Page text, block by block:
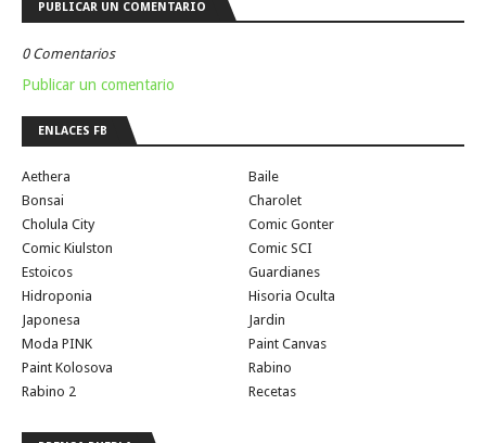
PUBLICAR UN COMENTARIO
0 Comentarios
Publicar un comentario
ENLACES FB
Aethera
Baile
Bonsai
Charolet
Cholula City
Comic Gonter
Comic Kiulston
Comic SCI
Estoicos
Guardianes
Hidroponia
Hisoria Oculta
Japonesa
Jardin
Moda PINK
Paint Canvas
Paint Kolosova
Rabino
Rabino 2
Recetas